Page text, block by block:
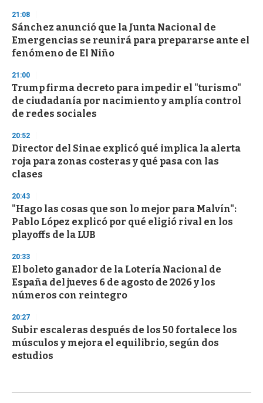
d
s
21:08
Sánchez anunció que la Junta Nacional de
Emergencias se reunirá para prepararse ante el
fenómeno de El Niño
21:00
Trump firma decreto para impedir el "turismo"
de ciudadanía por nacimiento y amplía control
de redes sociales
20:52
Director del Sinae explicó qué implica la alerta
roja para zonas costeras y qué pasa con las
clases
20:43
"Hago las cosas que son lo mejor para Malvín":
Pablo López explicó por qué eligió rival en los
playoffs de la LUB
20:33
El boleto ganador de la Lotería Nacional de
España del jueves 6 de agosto de 2026 y los
números con reintegro
20:27
Subir escaleras después de los 50 fortalece los
músculos y mejora el equilibrio, según dos
estudios